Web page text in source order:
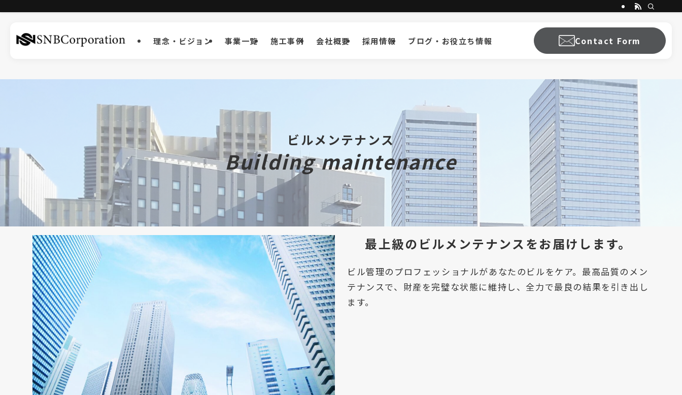
理念・ビジョン 事業一覧 施工事例 会社概要 採用情報 ブログ・お役立ち情報 Contact Form
ビルメンテナンス
Building maintenance
最上級のビルメンテナンスをお届けします。
ビル管理のプロフェッショナルがあなたのビルをケア。最高品質のメン
テナンスで、財産を完璧な状態に維持し、全力で最良の結果を引き出し
ます。